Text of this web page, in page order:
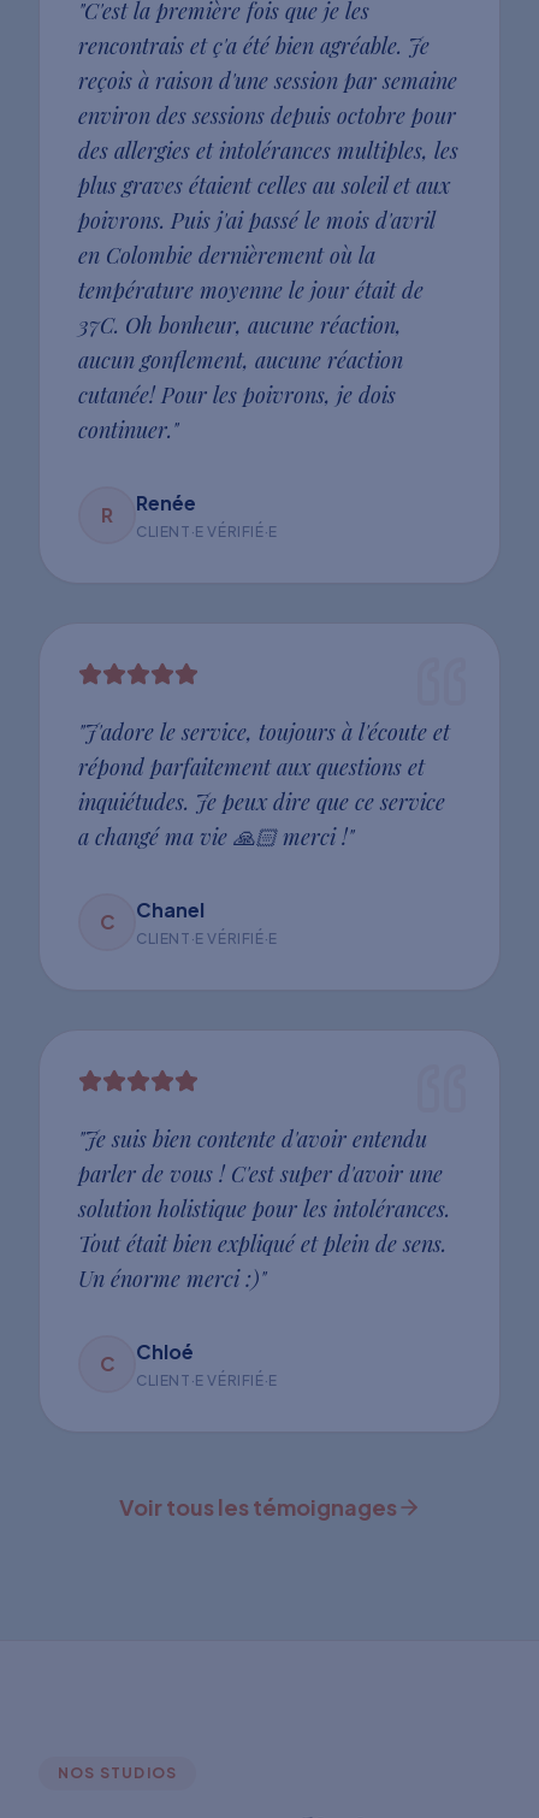
"C'est la première fois que je les
rencontrais et ç'a été bien agréable. Je
reçois à raison d'une session par semaine
environ des sessions depuis octobre pour
des allergies et intolérances multiples, les
plus graves étaient celles au soleil et aux
poivrons. Puis j'ai passé le mois d'avril
en Colombie dernièrement où la
température moyenne le jour était de
37C. Oh bonheur, aucune réaction,
aucun gonflement, aucune réaction
cutanée! Pour les poivrons, je dois
continuer."
R Renée
CLIENT·E VÉRIFIÉ·E
"J'adore le service, toujours à l'écoute et
répond parfaitement aux questions et
inquiétudes. Je peux dire que ce service
a changé ma vie 🙏🏻 merci !"
C Chanel
CLIENT·E VÉRIFIÉ·E
"Je suis bien contente d'avoir entendu
parler de vous ! C'est super d'avoir une
solution holistique pour les intolérances.
Tout était bien expliqué et plein de sens.
Un énorme merci :)"
C Chloé
CLIENT·E VÉRIFIÉ·E
Voir tous les témoignages
NOS STUDIOS